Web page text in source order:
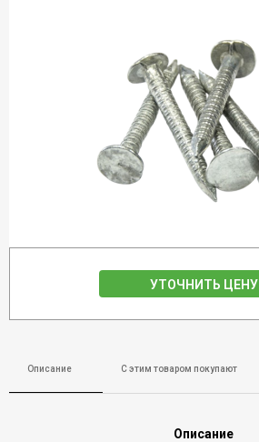
УТОЧНИТЬ ЦЕНУ
Описание С этим товаром покупают
Описание